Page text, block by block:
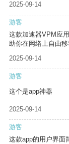
2025-09-14
游客
这款加速器VPM应
助你在网络上自由移
2025-09-14
游客
这个是app神器
2025-09-14
游客
这款app的用户界面